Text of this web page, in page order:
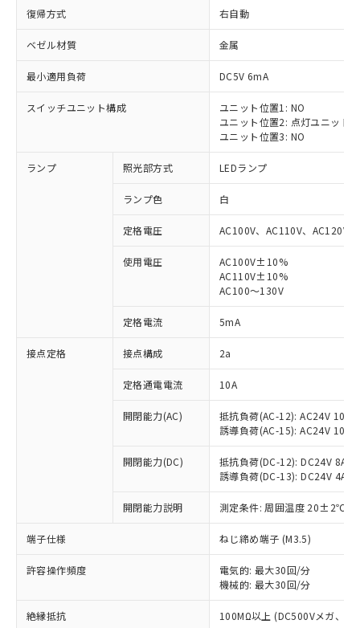
復帰方式 右自動
ベゼル材質 金属
最小適用負荷 DC5V 6mA
スイッチユニット構成
ユニット位置1: NO
ユニット位置2: 点灯ユニット
ユニット位置3: NO
ランプ 照光部方式 LEDランプ
ランプ色 白
定格電圧 AC100V、AC110V、AC120V
使用電圧
AC100V±10%
AC110V±10%
AC100～130V
定格電流 5mA
接点定格 接点構成 2a
定格通電電流 10A
開閉能力(AC)
抵抗負荷(AC-12): AC24V 10A/
誘導負荷(AC-15): AC24V
開閉能力(DC)
抵抗負荷(DC-12): DC24V 8A/
誘導負荷(DC-13): DC24V 4A/
開閉能力説明 測定条件: 周囲温度 20±2℃、
端子仕様 ねじ締め端子 (M3.5)
許容操作頻度
電気的: 最大30回/分
機械的: 最大30回/分
絶縁抵抗 100MΩ以上 (DC500Vメガ、点
ご利用条件
以下の条件をお読みいただき、同意のうえ
ご利用ください。
商品の当社在庫状況および標準価格
(税抜)を提供させていただくもので
当社制御機器事業取扱商品の中には、
本サービスの対象外となる商品もある
ことをご了承ください。
在庫状況および標準価格照会結果は、
記載している更新日時点での社内デー
タに基づき作成されるものであり、閲
覧された時点での実際の在庫および標
※1 対応状況
対応済み：EU RoHS指令（10物質）の
非含有に対応した製品が提供可能な商品で
対応予定：EU RoHS指令（10物質）の非含
有に対応した製品に切り替える予定のある
対応予定なし：EU RoHS指令（10物質）の
非含有に非対応の商品で、対応品を出す予
調査・確認中：EU RoHS指令（10物質）の
非含有の対応状況を調査中または確認中の
非該当品：ライセンス料など無形物で、有
害物質有無と関係のない商品です。
仕入先様の事情により、非含有部品として
いたものが、含有品と判明した場合などや
むを得ず変更することがあります。
ミウム(Cd) 100ppm以下、
※1 中国RoHS○×表
「○」：最大均質材料含有率が中国RoHSの
基準値以下であることを示します。
「×」：最大均質材料含有率が中国RoHSの
基準値を超えていることを示します。
「－」：未確認です。当社販売部門へお問
い合わせください。
*中国RoHS10物質の基準値 (GB/T26572)：
Pb(鉛) :1000ppm、 Hg(水銀) : 1000ppm、 Cd(カドミウ
当社は、これら貴社製品のうち、外国
為替および外国貿易法に定める商品
（以下｢規制貨物等」という）を輸出
または国外への提供する場合は、日本
国政府の輸出許可(または役務取引許